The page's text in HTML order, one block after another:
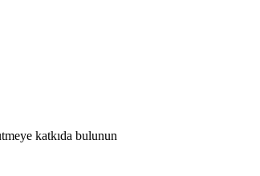
katkıda bulunun